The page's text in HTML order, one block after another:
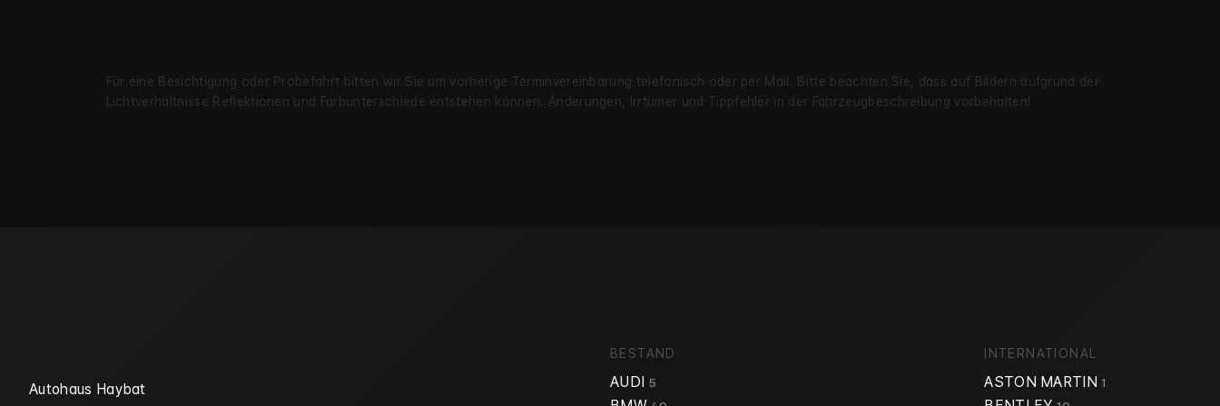
Für eine Besichtigung oder Probe­fahrt bitten wir Sie um vorherige Termin­verein­barung telefonisch oder per Mail. Bitte beachten Sie, dass auf Bildern aufgrund der
Licht­verhältnisse Reflekt­ionen und Farb­unter­schiede entstehen können. Änderungen, Irrtümer und Tipp­fehler in der Fahrzeug­beschreibung vorbehalten!
Autohaus Haybat
BESTAND
AUDI 5
INTERNATIONAL
ASTON MARTIN1